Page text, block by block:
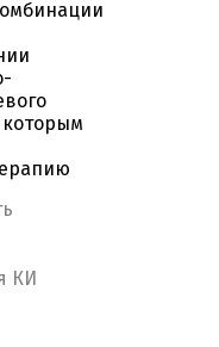
которым
КИ